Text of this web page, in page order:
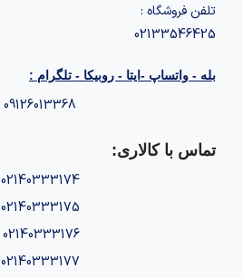
تلفن فروشگاه :
02133546425
بله - واتساپ -ایتا - روبیکا - تلگرام :
09126013368
تماس با کالاری:
02140333174
02140333175
02140333176
02140333177